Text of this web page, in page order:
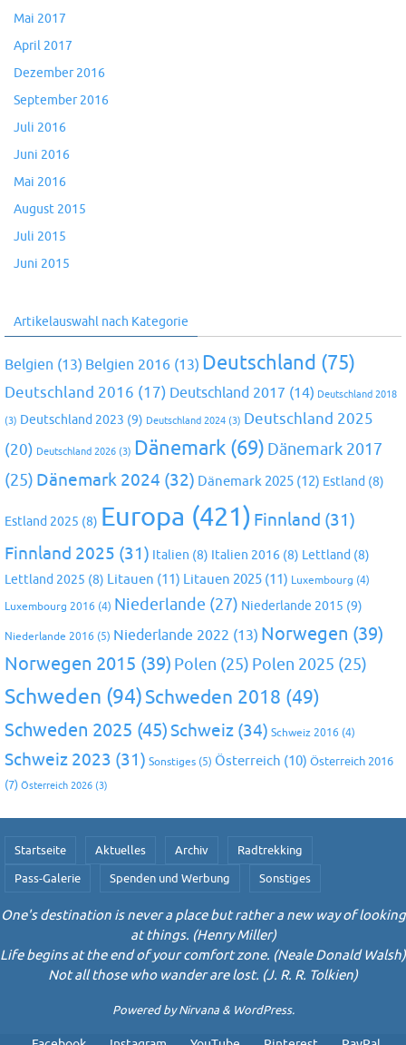
Mai 2017
April 2017
Dezember 2016
September 2016
Juli 2016
Juni 2016
Mai 2016
August 2015
Juli 2015
Juni 2015
Artikelauswahl nach Kategorie
Belgien (13) Belgien 2016 (13) Deutschland (75)
Deutschland 2016 (17) Deutschland 2017 (14) Deutschland 2018
(3) Deutschland 2023 (9) Deutschland 2024 (3) Deutschland 2025
(20) Deutschland 2026 (3) Dänemark (69) Dänemark 2017
(25) Dänemark 2024 (32) Dänemark 2025 (12) Estland (8)
Estland 2025 (8) Europa (421) Finnland (31)
Finnland 2025 (31) Italien (8) Italien 2016 (8) Lettland (8)
Lettland 2025 (8) Litauen (11) Litauen 2025 (11) Luxembourg (4)
Luxembourg 2016 (4) Niederlande (27) Niederlande 2015 (9)
Niederlande 2016 (5) Niederlande 2022 (13) Norwegen (39)
Norwegen 2015 (39) Polen (25) Polen 2025 (25)
Schweden (94)Schweden 2018 (49)
Schweden 2025 (45)Schweiz (34) Schweiz 2016 (4)
Schweiz 2023 (31) Sonstiges (5) Österreich (10) Österreich 2016
(7) Österreich 2026 (3)
Startseite Aktuelles Archiv
Radtrekking
Pass-Galerie
Spenden und Werbung Sonstiges
One's destination is never a place but rather a new way of looking
at things. (Henry Miller)
Life begins at the end of your comfort zone. (Neale Donald Walsh)
Not all those who wander are lost. (J. R. R. Tolkien)
Powered byNirvana& WordPress.